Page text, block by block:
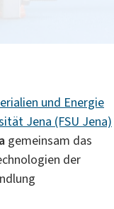
und Energie
Jena (FSU Jena)
gemeinsam das
der